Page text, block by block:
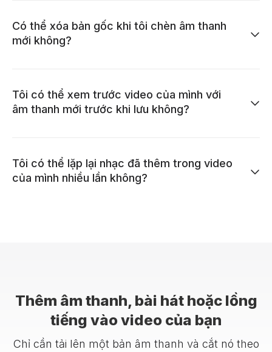
Có thể xóa bản gốc khi tôi chèn âm thanh
mới không?
Tôi có thể xem trước video của mình với
âm thanh mới trước khi lưu không?
Tôi có thể lặp lại nhạc đã thêm trong video
của mình nhiều lần không?
Thêm âm thanh, bài hát hoặc lồng
tiếng vào video của bạn
Chỉ cần tải lên một bản âm thanh và cắt nó theo